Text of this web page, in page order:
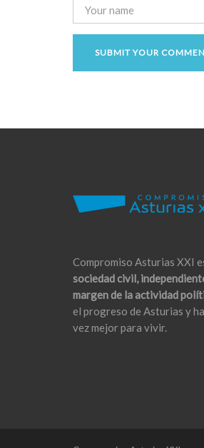
Compromiso Asturias XXI
sociedad civil,
margen de la actividad
el progreso de Asturias y
vez mejor para vivir.